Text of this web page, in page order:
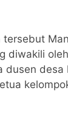
diwakili
dusen desa